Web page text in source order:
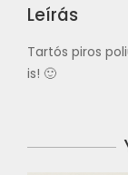
Leírás
Tartós piros
is! 🙂